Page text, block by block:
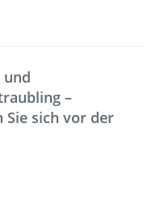
–
sich vor der